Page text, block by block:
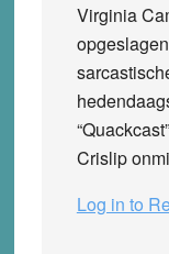
Virginia
Crislip
Log in to